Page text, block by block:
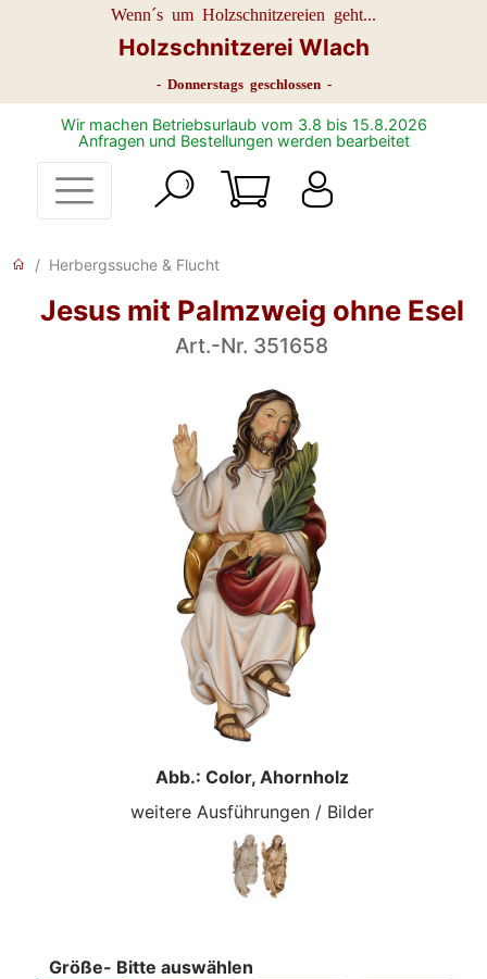
Wenn´s um Holzschnitzereien geht...
Holzschnitzerei Wlach
- Donnerstags geschlossen -
Wir machen Betriebsurlaub vom 3.8 bis 15.8.2026
Anfragen und Bestellungen werden bearbeitet
Herbergssuche & Flucht
Jesus mit Palmzweig ohne Esel
Art.-Nr. 351658
Abb.: Color, Ahornholz
weitere Ausführungen / Bilder
Größe- Bitte auswählen